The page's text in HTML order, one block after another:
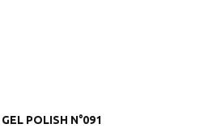
POLISH N°091